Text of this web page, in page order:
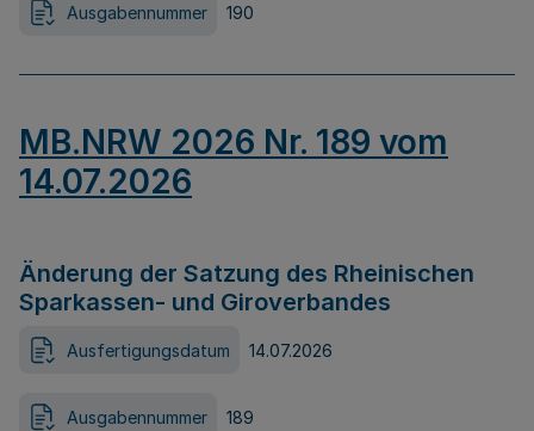
Ausgabennummer 190
MB.NRW 2026 Nr. 189 vom
14.07.2026
Änderung der Satzung des Rheinischen
Sparkassen- und Giroverbandes
Ausfertigungsdatum 14.07.2026
Ausgabennummer 189